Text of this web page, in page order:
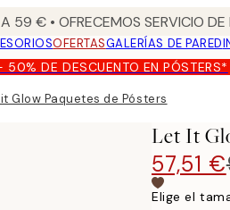
59 € • OFRECEMOS SERVICIO
OFERTASGALERÍAS DE PARED
50% DE DESCUENTO EN PÓSTERS*
Glow Paquetes de Pósters
Let It
57,51 €
Elige el